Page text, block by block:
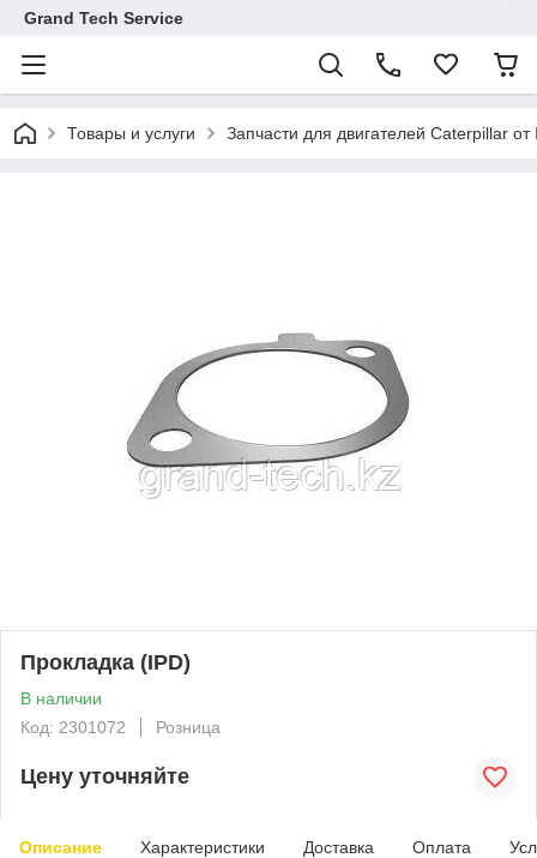
Grand Tech Service
Товары и услуги Запчасти для двигателей Caterpillar от
Прокладка (IPD)
В наличии
Код: 2301072
Розница
Цену уточняйте
Описание Характеристики Доставка Оплата